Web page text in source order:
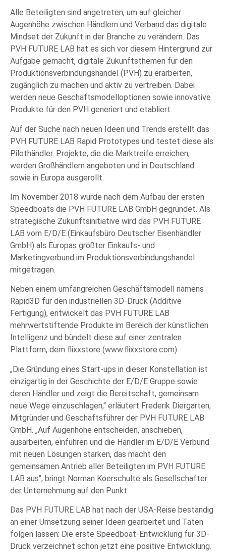
Alle Beteiligten sind angetreten, um auf gleicher
Augenhöhe zwischen Händlern und Verband das digitale
Mindset der Zukunft in der Branche zu verändern. Das
PVH FUTURE LAB hat es sich vor diesem Hintergrund zur
Aufgabe gemacht, digitale Zukunftsthemen für den
Produktionsverbindungshandel (PVH) zu erarbeiten,
zugänglich zu machen und aktiv zu vertreiben. Dabei
werden neue Geschäftsmodelloptionen sowie innovative
Produkte für den PVH generiert und etabliert.
Auf der Suche nach neuen Ideen und Trends erstellt das
PVH FUTURE LAB Rapid Prototypes und testet diese als
Pilothändler. Projekte, die die Marktreife erreichen,
werden Großhändlern angeboten und in Deutschland
sowie in Europa ausgerollt.
Im November 2018 wurde nach dem Aufbau der ersten
Speedboats die PVH FUTURE LAB GmbH gegründet. Als
strategische Zukunftsinitiative wird das PVH FUTURE
LAB vom E/D/E (Einkaufsbüro Deutscher Eisenhändler
GmbH) als Europas größter Einkaufs- und
Marketingverbund im Produktionsverbindungshandel
mitgetragen.
Neben einem umfangreichen Geschäftsmodell namens
Rapid3D für den industriellen 3D-Druck (Additive
Fertigung), entwickelt das PVH FUTURE LAB
mehrwertstiftende Produkte im Bereich der künstlichen
Intelligenz und bündelt diese auf einer zentralen
Plattform, dem flixxstore (www.flixxstore.com).
„Die Gründung eines Start-ups in dieser Konstellation ist
einzigartig in der Geschichte der E/D/E Gruppe sowie
deren Händler und zeigt die Bereitschaft, gemeinsam
neue Wege einzuschlagen,“ erläutert Frederik Diergarten,
Mitgründer und Geschäftsführer der PVH FUTURE LAB
GmbH. „Auf Augenhöhe entscheiden, anschieben,
ausarbeiten, einführen und die Händler im E/D/E Verbund
mit neuen Lösungen stärken, das macht den
gemeinsamen Antrieb aller Beteiligten im PVH FUTURE
LAB aus“, bringt Norman Koerschulte als Gesellschafter
der Unternehmung auf den Punkt.
Das PVH FUTURE LAB hat nach der USA-Reise beständig
an einer Umsetzung seiner Ideen gearbeitet und Taten
folgen lassen: Die erste Speedboat-Entwicklung für 3D-
Druck verzeichnet schon jetzt eine positive Entwicklung.